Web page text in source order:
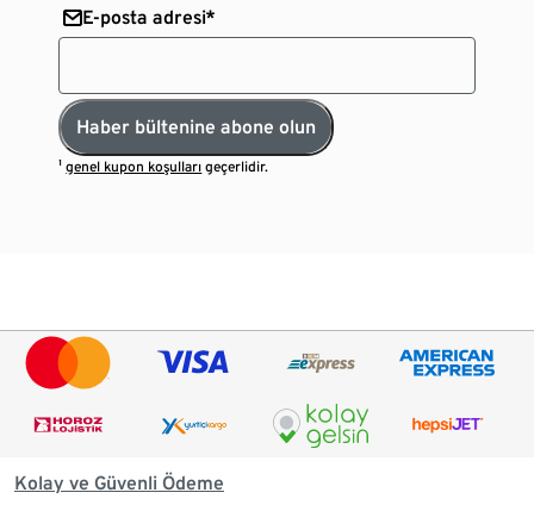
E-posta adresi*
Haber bültenine abone olun
¹genel kupon koşulları geçerlidir.
Kolay ve Güvenli Ödeme